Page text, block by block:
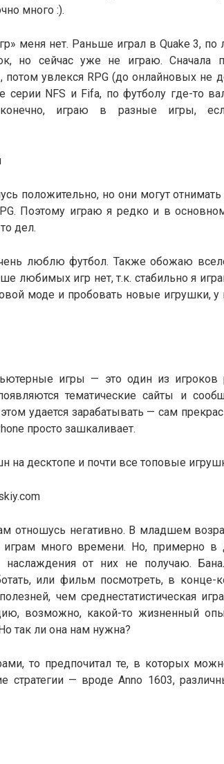
много :).
меня нет. Раньше играл в Quake 3, по
но сейчас уже не играю. Сначала
потом увлекся RPG (до онлайновых не
NFS и Fifa, по футболу где-то
играю в разные игры,
положительно, но они могут
Поэтому играю я редко и в
дел.
люблю футбол. Также обожаю
любимых игр нет, т.к. стабильно я
моде и пробовать новые игрушки, у
игры — это один из игроков
тематические сайты и
удается зарабатывать — сам
просто зашкаливает.
на десктопе и почти все топовые
отношусь негативно. В младшем
много времени. Но, примерно в
от них не получаю.
или фильм посмотреть, в конце-
чем среднестатистическая
возможно, какой-то жизненный
так ли она нам нужна?
то предпочитал те, в которых
стратегии — вроде Anno 1603,